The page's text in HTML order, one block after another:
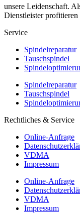
unsere Leidenschaft.
Dienstleister
Service
Spindelreparatur
Tauschspindel
Spindelreparatur
Tauschspindel
Rechtliches & Service
Online-Anfrage
VDMA
Impressum
Online-Anfrage
VDMA
Impressum